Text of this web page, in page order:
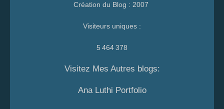
Création du Blog : 2007
Visiteurs uniques :
5 464 378
Visitez Mes Autres blogs:
Ana Luthi Portfolio